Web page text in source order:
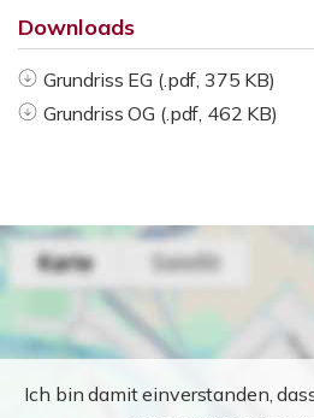
Downloads
Grundriss EG (.pdf, 375 KB)
Grundriss OG (.pdf, 462 KB)
Ich bin damit einverstanden,